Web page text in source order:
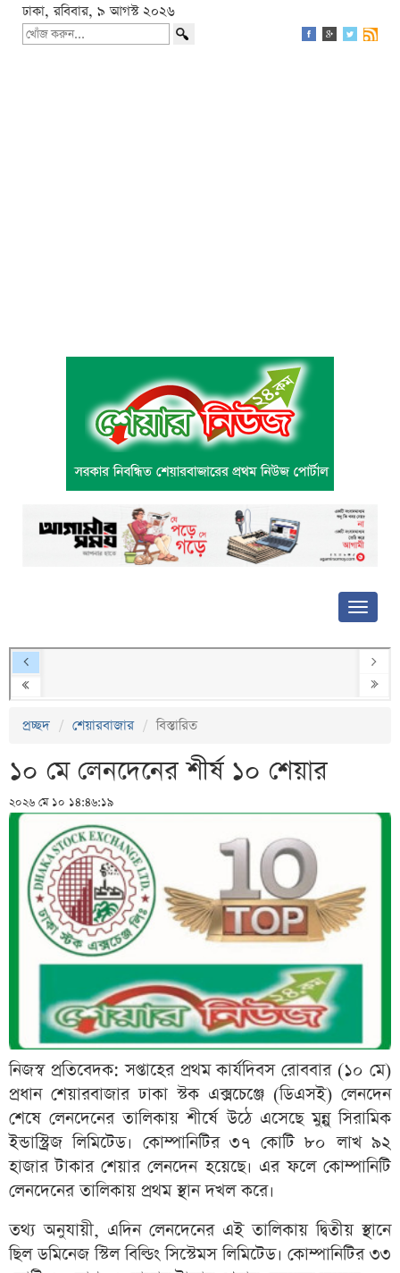
ঢাকা, রবিবার, ৯ আগস্ট ২০২৬
প্রচ্ছদ শেয়ারবাজার বিস্তারিত
১০ মে লেনদেনের শীর্ষ ১০ শেয়ার
২০২৬ মে ১০ ১৪:৪৬:১৯
নিজস্ব প্রতিবেদক: সপ্তাহের প্রথম কার্যদিবস রোববার (১০ মে)
প্রধান শেয়ারবাজার ঢাকা স্টক এক্সচেঞ্জে (ডিএসই) লেনদেন
শেষে লেনদেনের তালিকায় শীর্ষে উঠে এসেছে মুন্নু সিরামিক
ইন্ডাস্ট্রিজ লিমিটেড। কোম্পানিটির ৩৭ কোটি ৮০ লাখ ৯২
হাজার টাকার শেয়ার লেনদেন হয়েছে। এর ফলে কোম্পানিটি
লেনদেনের তালিকায় প্রথম স্থান দখল করে।
তথ্য অনুযায়ী, এদিন লেনদেনের এই তালিকায় দ্বিতীয় স্থানে
ছিল ডমিনেজ স্টিল বিল্ডিং সিস্টেমস লিমিটেড। কোম্পানিটির ৩৩